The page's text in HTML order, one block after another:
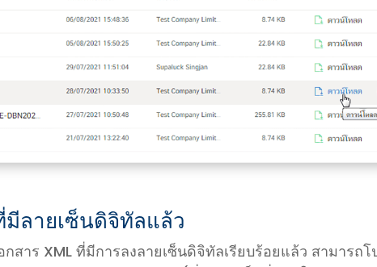
มีลายเซ็นดิจิทัลแล้ว
สาร XML ที่มีการลงลายเซ็นดิจิทัลเรียบร้อยแล้ว สามารถ